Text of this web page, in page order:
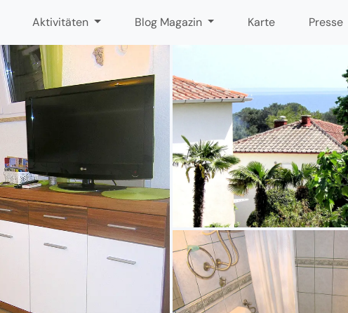
Aktivitäten Blog Magazin Karte Presse